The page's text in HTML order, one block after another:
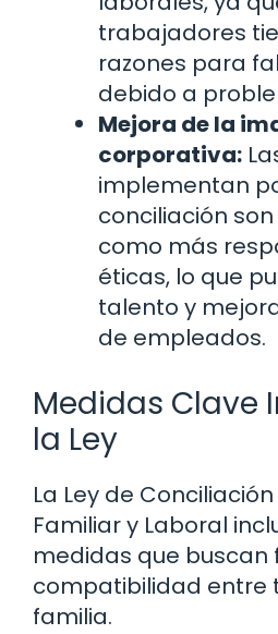
trabajadores
razones para
debido a
Mejora de la
corporativa:
implementan
conciliación
como más
éticas, lo que
talento y
de empleados.
Medidas Clave
la Ley
La Ley de
Familiar y Laboral
medidas que buscan
compatibilidad entre
familia.